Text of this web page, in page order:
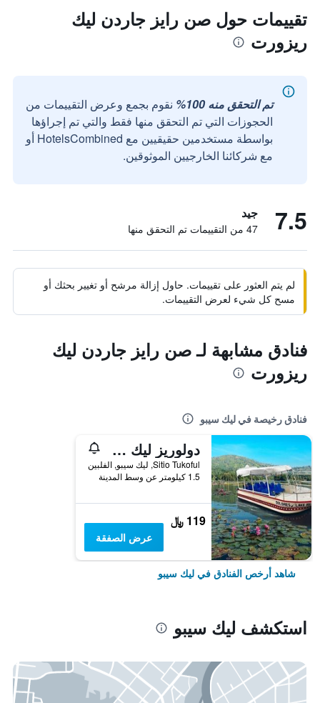
تقييمات حول صن رايز جاردن ليك
ريزورت
تم التحقق منه 100%
نقوم بجمع وعرض التقييمات من
الحجوزات التي تم التحقق منها فقط والتي تم إجراؤها
بواسطة مستخدمين حقيقيين مع HotelsCombined أو
مع شركائنا الخارجيين الموثوقين.
7.5 جيد
47 من التقييمات تم التحقق منها
لم يتم العثور على تقييمات. حاول إزالة مرشح أو تغيير بحثك أو
مسح كل شيء لعرض التقييمات.
فنادق مشابهة لـ صن رايز جاردن ليك
ريزورت
فنادق رخيصة في ليك سيبو
دولوريز ليك ريزورت
Sitio Tukoful, ليك سيبو, الفلبين
1.5 كيلومتر عن وسط المدينة
119 ﷼
عرض الصفقة
شاهد أرخص الفنادق في ليك سيبو
استكشف ليك سيبو